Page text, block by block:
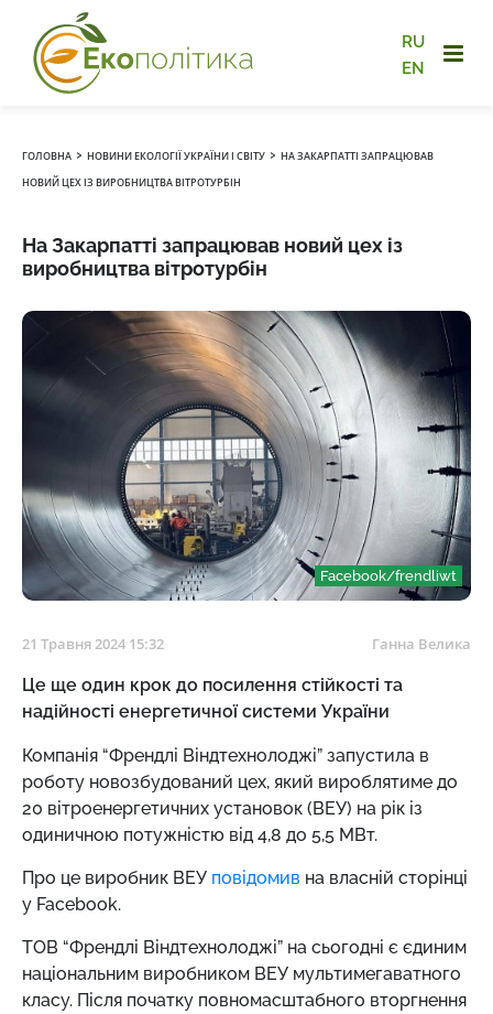
RU
EN
ГОЛОВНА › НОВИНИ ЕКОЛОГІЇ УКРАЇНИ І СВІТУ › НА ЗАКАРПАТТІ ЗАПРАЦЮВАВ
НОВИЙ ЦЕХ ІЗ ВИРОБНИЦТВА ВІТРОТУРБІН
На Закарпатті запрацював новий цех із
виробництва вітротурбін
Facebook/frendliwt
21 Травня 2024 15:32 Ганна Велика
Це ще один крок до посилення стійкості та
надійності енергетичної системи України
Компанія “Френдлі Віндтехнолоджі” запустила в
роботу новозбудований цех, який вироблятиме до
20 вітроенергетичних установок (ВЕУ) на рік із
одиничною потужністю від 4,8 до 5,5 МВт.
Про це виробник ВЕУ повідомив на власній сторінці
у Facebook.
ТОВ “Френдлі Віндтехнолоджі” на сьогодні є єдиним
національним виробником ВЕУ мультимегаватного
класу. Після початку повномасштабного вторгнення